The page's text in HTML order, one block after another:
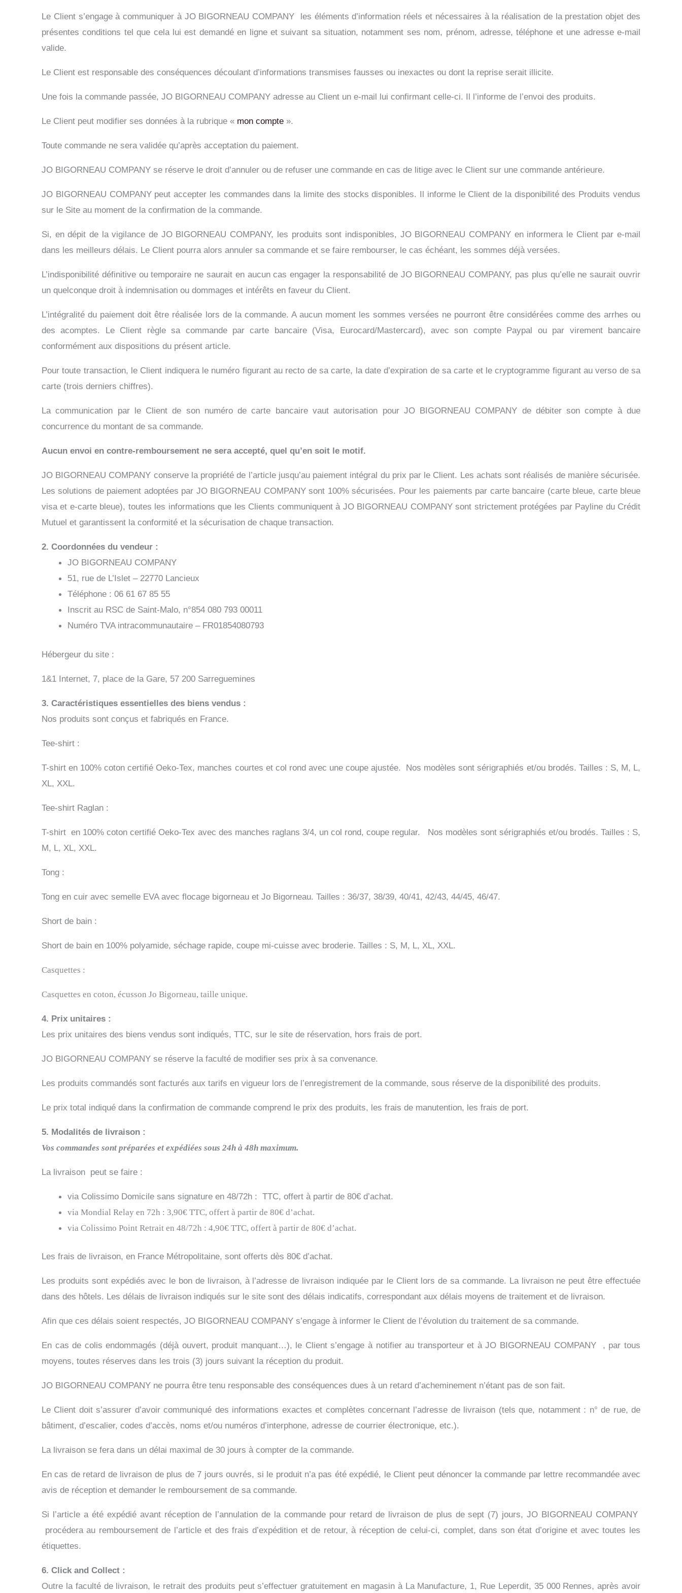
Le Client s’engage à communiquer à JO BIGORNEAU COMPANY les éléments d’information réels et nécessaires à la réalisation de la prestation objet des
présentes conditions tel que cela lui est demandé en ligne et suivant sa situation, notamment ses nom, prénom, adresse, téléphone et une adresse e-mail
valide.
Le Client est responsable des conséquences découlant d’informations transmises fausses ou inexactes ou dont la reprise serait illicite.
Une fois la commande passée, JO BIGORNEAU COMPANY adresse au Client un e-mail lui confirmant celle-ci. Il l’informe de l’envoi des produits.
Le Client peut modifier ses données à la rubrique « mon compte ».
Toute commande ne sera validée qu’après acceptation du paiement.
JO BIGORNEAU COMPANY se réserve le droit d’annuler ou de refuser une commande en cas de litige avec le Client sur une commande antérieure.
JO BIGORNEAU COMPANY peut accepter les commandes dans la limite des stocks disponibles. Il informe le Client de la disponibilité des Produits vendus
sur le Site au moment de la confirmation de la commande.
Si, en dépit de la vigilance de JO BIGORNEAU COMPANY, les produits sont indisponibles, JO BIGORNEAU COMPANY en informera le Client par e-mail
dans les meilleurs délais. Le Client pourra alors annuler sa commande et se faire rembourser, le cas échéant, les sommes déjà versées.
L’indisponibilité définitive ou temporaire ne saurait en aucun cas engager la responsabilité de JO BIGORNEAU COMPANY, pas plus qu’elle ne saurait ouvrir
un quelconque droit à indemnisation ou dommages et intérêts en faveur du Client.
L’intégralité du paiement doit être réalisée lors de la commande. A aucun moment les sommes versées ne pourront être considérées comme des arrhes ou
des acomptes. Le Client règle sa commande par carte bancaire (Visa, Eurocard/Mastercard), avec son compte Paypal ou par virement bancaire
conformément aux dispositions du présent article.
Pour toute transaction, le Client indiquera le numéro figurant au recto de sa carte, la date d’expiration de sa carte et le cryptogramme figurant au verso de sa
carte (trois derniers chiffres).
La communication par le Client de son numéro de carte bancaire vaut autorisation pour JO BIGORNEAU COMPANY de débiter son compte à due
concurrence du montant de sa commande.
Aucun envoi en contre-remboursement ne sera accepté, quel qu’en soit le motif.
JO BIGORNEAU COMPANY conserve la propriété de l’article jusqu’au paiement intégral du prix par le Client. Les achats sont réalisés de manière sécurisée.
Les solutions de paiement adoptées par JO BIGORNEAU COMPANY sont 100% sécurisées. Pour les paiements par carte bancaire (carte bleue, carte bleue
visa et e-carte bleue), toutes les informations que les Clients communiquent à JO BIGORNEAU COMPANY sont strictement protégées par Payline du Crédit
Mutuel et garantissent la conformité et la sécurisation de chaque transaction.
2. Coordonnées du vendeur :
JO BIGORNEAU COMPANY
51, rue de L’Islet – 22770 Lancieux
Téléphone : 06 61 67 85 55
Inscrit au RSC de Saint-Malo, n°854 080 793 00011
Numéro TVA intracommunautaire – FR01854080793
Hébergeur du site :
1&1 Internet, 7, place de la Gare, 57 200 Sarreguemines
3. Caractéristiques essentielles des biens vendus :
Nos produits sont conçus et fabriqués en France.
Tee-shirt :
T-shirt en 100%coton certifié Oeko-Tex, manches courtes et col rond avec une coupe ajustée. Nos modèles sont sérigraphiés et/ou brodés. Tailles : S, M, L,
XL, XXL.
Tee-shirt Raglan :
T-shirt en 100%coton certifié Oeko-Tex avec des manches raglans 3/4, un col rond, coupe regular. Nos modèles sont sérigraphiés et/ou brodés. Tailles : S,
M, L, XL, XXL.
Tong :
Tong en cuir avec semelle EVA avec flocage bigorneau et Jo Bigorneau. Tailles : 36/37, 38/39, 40/41, 42/43, 44/45, 46/47.
Short de bain :
Short de bain en 100% polyamide, séchage rapide, coupe mi-cuisse avec broderie. Tailles : S, M, L, XL, XXL.
Casquettes :
Casquettes en coton, écusson Jo Bigorneau, taille unique.
4. Prix unitaires :
Les prix unitaires des biens vendus sont indiqués, TTC, sur le site de réservation, hors frais de port.
JO BIGORNEAU COMPANY se réserve la faculté de modifier ses prix à sa convenance.
Les produits commandés sont facturés aux tarifs en vigueur lors de l’enregistrement de la commande, sous réserve de la disponibilité des produits.
Le prix total indiqué dans la confirmation de commande comprend le prix des produits, les frais de manutention, les frais de port.
5. Modalités de livraison :
Vos commandes sont préparées et expédiées sous 24h à 48h maximum.
La livraison peut se faire :
via Colissimo Domicile sans signature en 48/72h : TTC, offert à partir de 80€ d’achat.
via Mondial Relay en 72h : 3,90€ TTC, offert à partir de 80€ d’achat.
via Colissimo Point Retrait en 48/72h : 4,90€ TTC, offert à partir de 80€ d’achat.
Les frais de livraison, en France Métropolitaine, sont offerts dès 80€ d’achat.
Les produits sont expédiés avec le bon de livraison, à l’adresse de livraison indiquée par le Client lors de sa commande. La livraison ne peut être effectuée
dans des hôtels. Les délais de livraison indiqués sur le site sont des délais indicatifs, correspondant aux délais moyens de traitement et de livraison.
Afin que ces délais soient respectés, JO BIGORNEAU COMPANY s’engage à informer le Client de l’évolution du traitement de sa commande.
En cas de colis endommagés (déjà ouvert, produit manquant…), le Client s’engage à notifier au transporteur et à JO BIGORNEAU COMPANY , par tous
moyens, toutes réserves dans les trois (3) jours suivant la réception du produit.
JO BIGORNEAU COMPANY ne pourra être tenu responsable des conséquences dues à un retard d’acheminement n’étant pas de son fait.
Le Client doit s’assurer d’avoir communiqué des informations exactes et complètes concernant l’adresse de livraison (tels que, notamment : n° de rue, de
bâtiment, d’escalier, codes d’accès, noms et/ou numéros d’interphone, adresse de courrier électronique, etc.).
La livraison se fera dans un délai maximal de 30 jours à compter de la commande.
En cas de retard de livraison de plus de 7 jours ouvrés, si le produit n’a pas été expédié, le Client peut dénoncer la commande par lettre recommandée avec
avis de réception et demander le remboursement de sa commande.
Si l’article a été expédié avant réception de l’annulation de la commande pour retard de livraison de plus de sept (7) jours, JO BIGORNEAU COMPANY
procédera au remboursement de l’article et des frais d’expédition et de retour, à réception de celui-ci, complet, dans son état d’origine et avec toutes les
étiquettes.
6. Click and Collect :
Outre la faculté de livraison, le retrait des produits peut s’effectuer gratuitement en magasin à La Manufacture, 1, Rue Leperdit, 35 000 Rennes, après avoir